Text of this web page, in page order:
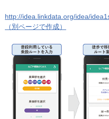
http://idea.linkdata.org/idea/
（別ページで作成）